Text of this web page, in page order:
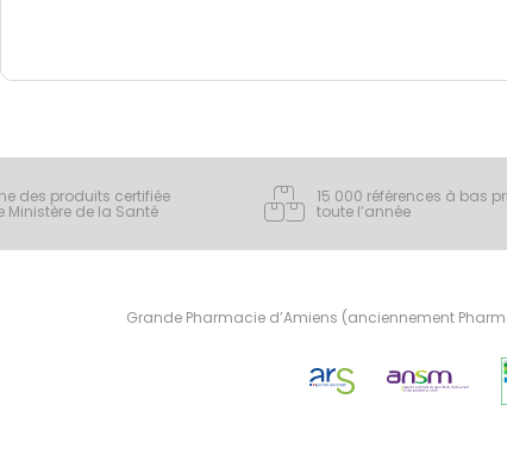
des produits certifiée
Ministère de la Santé
15 000 références à bas
toute l’année
Grande Pharmacie d’Amiens (anciennement